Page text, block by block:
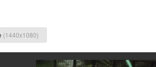
(1440x1080)